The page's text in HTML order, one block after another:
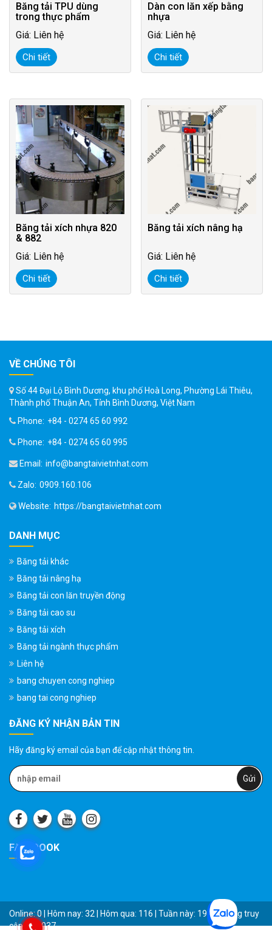
Băng tải TPU dùng
trong thực phẩm
Giá: Liên hệ
Chi tiết
Dàn con lăn xếp bằng
nhựa
Giá: Liên hệ
Chi tiết
Băng tải xích nhựa 820
& 882
Giá: Liên hệ
Chi tiết
Băng tải xích nâng hạ
Giá: Liên hệ
Chi tiết
VỀ CHÚNG TÔI
Số 44 Đại Lộ Bình Dương, khu phố Hoà Long, Phường Lái Thiêu,
Thành phố Thuận An, Tỉnh Bình Dương, Việt Nam
Phone: +84 - 0274 65 60 992
Phone: +84 - 0274 65 60 995
Email: info@bangtaivietnhat.com
Zalo: 0909.160.106
Website: https://bangtaivietnhat.com
DANH MỤC
Băng tải khác
Băng tải nâng hạ
Băng tải con lăn truyền động
Băng tải cao su
Băng tải xích
Băng tải ngành thực phẩm
Liên hệ
bang chuyen cong nghiep
bang tai cong nghiep
ĐĂNG KÝ NHẬN BẢN TIN
Hãy đăng ký email của bạn để cập nhật thông tin.
FACEBOOK
Online: 0 | Hôm nay: 32 | Hôm qua: 116 | Tuần này: 1955 | Tổng truy
cập: 181037